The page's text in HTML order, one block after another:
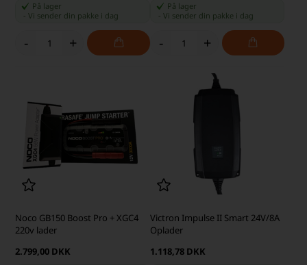
På lager
-Vi sender din pakke i dag
- +
På lager
Vi sender din pakke i dag
- +
Noco GB150 Boost Pro + XGC4
220v lader
2.799,00 DKK
Victron Impulse II Smart 24V/8A
Oplader
1.118,78 DKK